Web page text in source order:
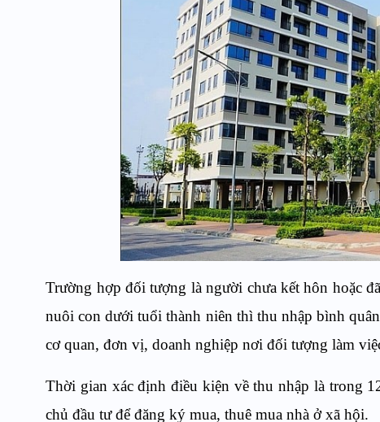
Trường hợp đối tượng là người chưa kết hôn hoặc
nuôi con dưới tuổi thành niên thì thu nhập bình
cơ quan, đơn vị, doanh nghiệp nơi đối tượng làm
Thời gian xác định điều kiện về thu nhập là trong
chủ đầu tư để đăng ký mua, thuê mua nhà ở xã hội.